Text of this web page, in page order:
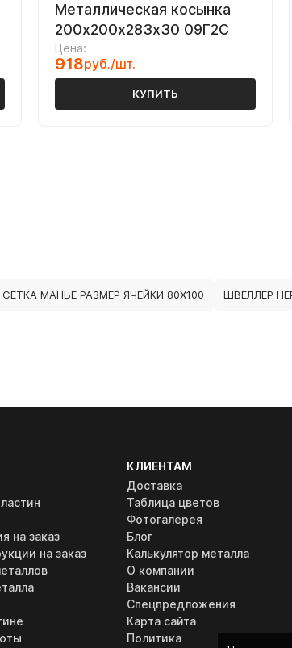
Металлическая косынка
200х200х283х30 09Г2С
Цена:
918руб./шт.
КУПИТЬ
СЕТКА МАНЬЕ РАЗМЕР ЯЧЕЙКИ 80Х100 ШВЕЛЛЕР
на заказ
на заказ
КЛИЕНТАМ
Доставка
Таблица цветов
Фотогалерея
Блог
Калькулятор металла
О компании
Вакансии
Спецпредложения
Карта сайта
Политика